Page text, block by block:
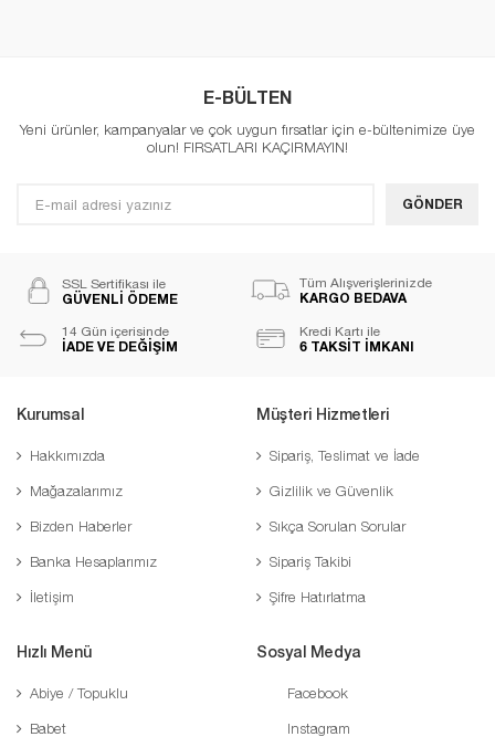
E-BÜLTEN
Yeni ürünler, kampanyalar ve çok uygun fırsatlar için e-bültenimize üye
olun! FIRSATLARI KAÇIRMAYIN!
GÖNDER
SSL Sertifikası ile
GÜVENLİ ÖDEME
Tüm Alışverişlerinizde
KARGO BEDAVA
14 Gün içerisinde
İADE VE DEĞİŞİM
Kredi Kartı ile
6 TAKSİT İMKANI
Kurumsal
Hakkımızda
Mağazalarımız
Bizden Haberler
Banka Hesaplarımız
İletişim
Müşteri Hizmetleri
Sipariş, Teslimat ve İade
Gizlilik ve Güvenlik
Sıkça Sorulan Sorular
Sipariş Takibi
Şifre Hatırlatma
Hızlı Menü
Abiye / Topuklu
Babet
Sosyal Medya
Facebook
Instagram